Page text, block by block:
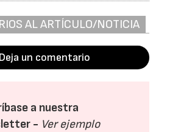
AL ARTÍCULO/NOTICIA
Deja un comentario
a nuestra
- Ver ejemplo